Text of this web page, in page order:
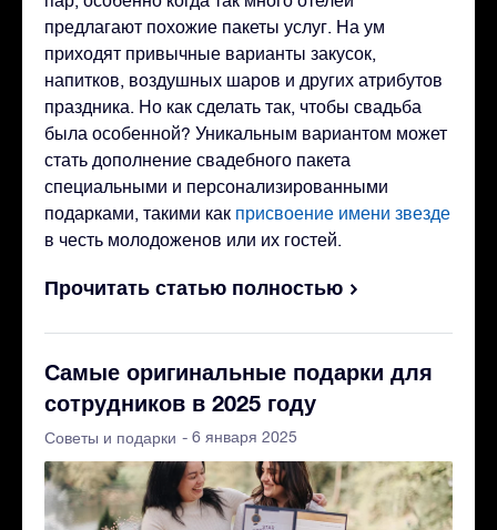
предлагают похожие пакеты услуг. На ум
приходят привычные варианты закусок,
напитков, воздушных шаров и других атрибутов
праздника. Но как сделать так, чтобы свадьба
была особенной? Уникальным вариантом может
стать дополнение свадебного пакета
специальными и персонализированными
подарками, такими как присвоение имени звезде
в честь молодоженов или их гостей.
Прочитать статью полностью
Самые оригинальные подарки для
сотрудников в 2025 году
Советы и подарки - 6 января 2025